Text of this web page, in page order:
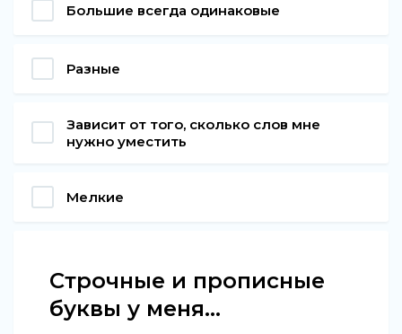
Большие всегда одинаковые
Разные
Зависит от того, сколько слов мне
нужно уместить
Мелкие
Строчные и прописные
буквы у меня...